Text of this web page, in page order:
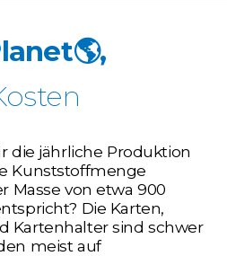
die jährliche Produktion
Kunststoffmenge
Masse von etwa 900
Die Karten,
Kartenhalter sind schwer
meist auf